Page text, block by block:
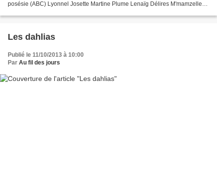
posésie (ABC) Lyonnel Josette Martine Plume Lenaïg Délires M'mamzelle
Les dahlias
Publié le 11/10/2013 à 10:00
Par Au fil des jours